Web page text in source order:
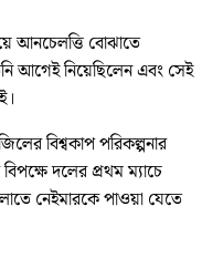
আনচেলত্তি বোঝাতে
আগেই নিয়েছিলেন এবং সেই
বিশ্বকাপ পরিকল্পনার
দলের প্রথম ম্যাচে
নেইমারকে পাওয়া যেতে